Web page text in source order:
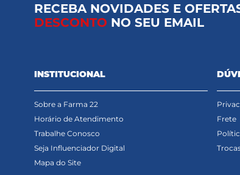
RECEBA NOVIDADES E
DESCONTO NO SEU EMAIL
INSTITUCIONAL
Sobre a Farma 22
Horário de Atendimento
Trabalhe Conosco
Seja Influenciador Digital
Mapa do Site
Frete